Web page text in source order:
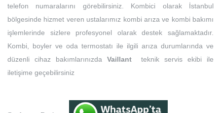
telefon numaralarını görebilirsiniz. Kombici olarak İstanbul
bölgesinde hizmet veren ustalarımız kombi arıza ve kombi bakımı
işlemlerinde sizlere profesyonel olarak destek sağlamaktadır.
Kombi, boyler ve oda termostatı ile ilgili arıza durumlarında ve
düzenli cihaz bakımlarınızda Vaillantteknik servis ekibi ile
iletişime geçebilirsiniz